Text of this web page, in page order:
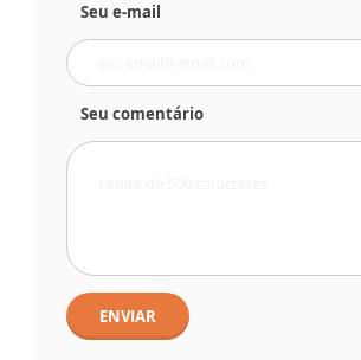
Seu e-mail
Seu comentário
ENVIAR